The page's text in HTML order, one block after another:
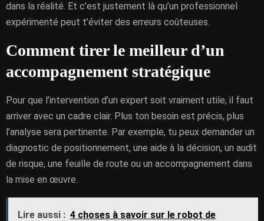
dans la réalité. Et c’est justement là qu’un professionnel
expérimenté peut t’éviter des erreurs coûteuses.
Comment tirer le meilleur d’un
accompagnement stratégique
Pour que l’intervention d’un expert soit vraiment utile, il faut
arriver avec un cadre clair. Plus ton besoin est précis, plus
l’analyse sera pertinente. Par exemple, tu peux demander un
diagnostic de positionnement, une aide à la décision, un audit
de risque, une feuille de route ou un accompagnement dans
la mise en œuvre.
Lire aussi : 4 choses à savoir sur le robot de